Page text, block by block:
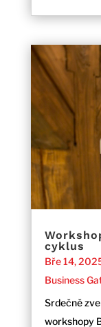
cyklus
Bře 14,
Business
Srdečně
workshopy